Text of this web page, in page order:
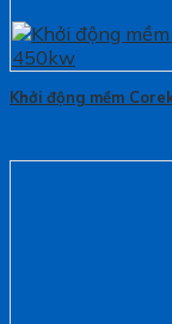
Khởi động mềm